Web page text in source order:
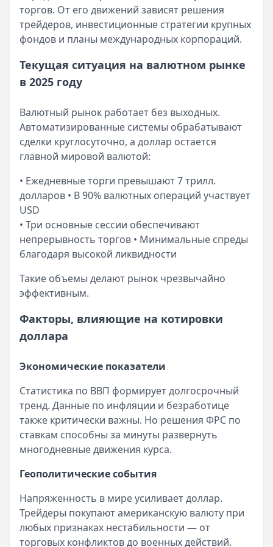
Рейтинг:4.7 (16 отзывов)
Азиатско-Тихоокеанский Банк— Наличными
Сумма:30 000 –5 000 000₽
Срок: до84мес.
41.5%
Рейтинг:4.7
Сумма:100 000 –5 000 000₽
Срок: до60мес.
ПСК:42.2%
Рейтинг:4.6
Т-Банк— Под залог недвижимости
Сумма:200 000 – 30 000 000₽
Срок: до
ПСК: 34.9 %
Рейтинг:4.5 (13 отзывов)
Все кредиты
Банк ЗЕНИТ— Карта привилегий
Лимит: до2 000 000 ₽
Обслуживание: Бесплатно
Рейтинг:4.6
Лимит: до1 000 000 ₽
Обслуживание: Бесплатно
Рейтинг:4.7
Сбербанк— СберКарта
Лимит: до1 000 000 ₽
Льготный период:120 дней
Обслуживание:Бесплатно
Газпромбанк— Простая кредитная карта
Лимит: до1 000 000 ₽
Льготный период:—
Обслуживание:Бесплатно
Срок:до 30 дней
Рейтинг:4.7
Турбозайм— Займ
Сумма:до 30 000 ₽
до 21 дней
Рейтинг:4.6 (14 отзывов)
торгов. От его движений зависят решения
трейдеров, инвестиционные стратегии крупных
фондов и планы международных корпораций.
Текущая ситуация на валютном рынке
в 2025 году
Валютный рынок работает без выходных.
Автоматизированные системы обрабатывают
сделки круглосуточно, а доллар остается
главной мировой валютой:
• Ежедневные торги превышают 7 трилл.
долларов • В 90% валютных операций участвует
USD
• Три основные сессии обеспечивают
непрерывность торгов • Минимальные спреды
благодаря высокой ликвидности
Такие объемы делают рынок чрезвычайно
эффективным.
Факторы, влияющие на котировки
доллара
Экономические показатели
Статистика по ВВП формирует долгосрочный
тренд. Данные по инфляции и безработице
также критически важны. Но решения ФРС по
ставкам способны за минуты развернуть
многодневные движения курса.
Геополитические события
Напряженность в мире усиливает доллар.
Трейдеры покупают американскую валюту при
любых признаках нестабильности — от
торговых конфликтов до военных действий.